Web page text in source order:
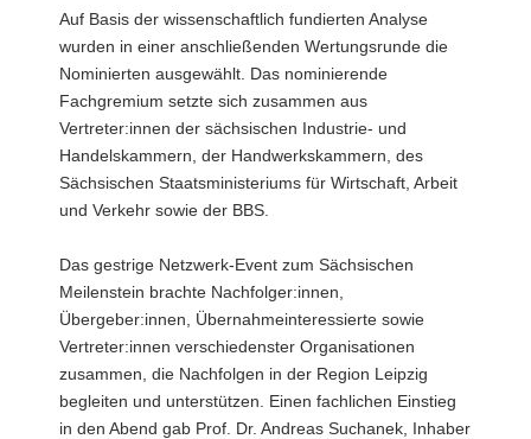
Auf Basis der wissenschaftlich fundierten Analyse
wurden in einer anschließenden Wertungsrunde die
Nominierten ausgewählt. Das nominierende
Fachgremium setzte sich zusammen aus
Vertreter:innen der sächsischen Industrie- und
Handelskammern, der Handwerkskammern, des
Sächsischen Staatsministeriums für Wirtschaft, Arbeit
und Verkehr sowie der BBS.
Das gestrige Netzwerk-Event zum Sächsischen
Meilenstein brachte Nachfolger:innen,
Übergeber:innen, Übernahmeinteressierte sowie
Vertreter:innen verschiedenster Organisationen
zusammen, die Nachfolgen in der Region Leipzig
begleiten und unterstützen. Einen fachlichen Einstieg
in den Abend gab Prof. Dr. Andreas Suchanek, Inhaber